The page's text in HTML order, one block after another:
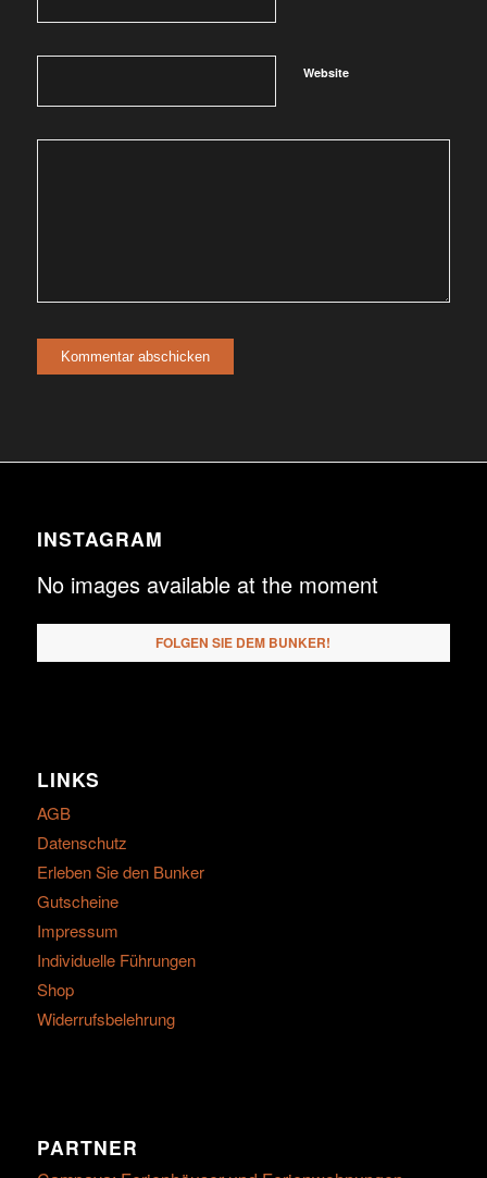
Website
INSTAGRAM
No images available at the moment
FOLGEN SIE DEM BUNKER!
LINKS
AGB
Datenschutz
Erleben Sie den Bunker
Gutscheine
Impressum
Individuelle Führungen
Shop
Widerrufsbelehrung
PARTNER